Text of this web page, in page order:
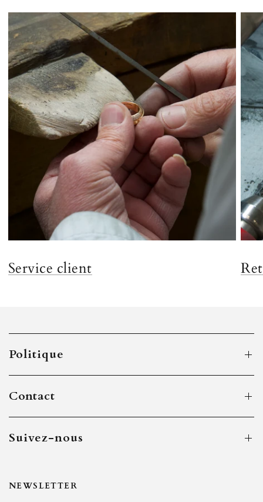
Service client
Politique
Contact
Suivez-nous
NEWSLETTER